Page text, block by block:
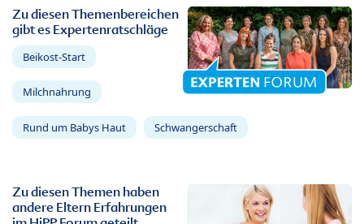
Zu diesen Themenbereichen
gibt es Expertenratschläge
Beikost-Start
Milchnahrung
Rund um Babys Haut Schwangerschaft
Zu diesen Themen haben
andere Eltern Erfahrungen